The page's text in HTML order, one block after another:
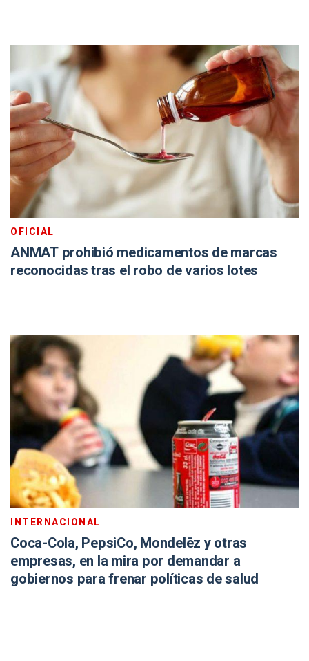
OFICIAL
ANMAT prohibió medicamentos de marcas
reconocidas tras el robo de varios lotes
INTERNACIONAL
Coca-Cola, PepsiCo, Mondelēz y otras
empresas, en la mira por demandar a
gobiernos para frenar políticas de salud